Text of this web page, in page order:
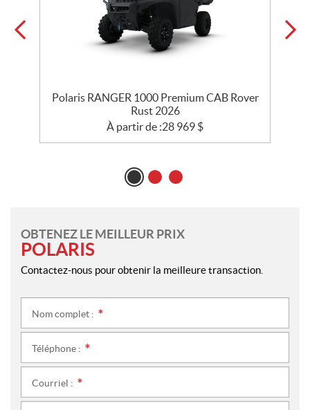
Polaris RANGER 1000 Premium CAB Rover
Rust 2026
À partir de :28 969 $
OBTENEZ LE MEILLEUR PRIX
POLARIS
Contactez-nous pour obtenir la meilleure transaction.
Nom complet :
Téléphone :
Courriel :